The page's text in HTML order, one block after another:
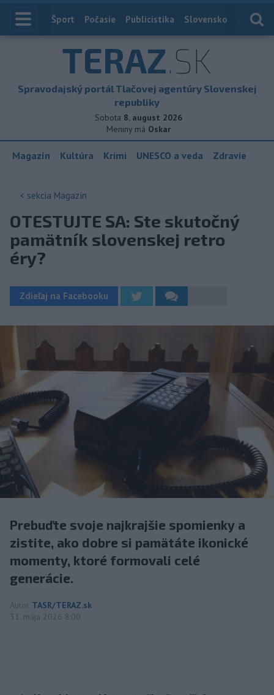
Index
Šport Počasie Publicistika Slovensko
TERAZ.SK
Spravodajský portál Tlačovej agentúry Slovenskej
republiky
Sobota 8. august 2026
Meniny má Oskar
Magazín Kultúra Krimi UNESCO a veda Zdravie
< sekcia Magazín
OTESTUJTE SA: Ste skutočný
pamätník slovenskej retro
éry?
Zdieľaj na Facebooku
Prebuďte svoje najkrajšie spomienky a
zistite, ako dobre si pamätáte ikonické
momenty, ktoré formovali celé
generácie.
Autor TASR/TERAZ.sk
31. mája 2026 8:00